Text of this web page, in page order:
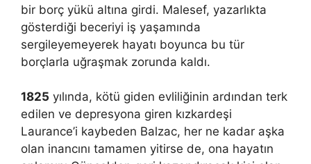
bir borç yükü altına girdi. Malesef, yazarlıkta
gösterdiği beceriyi iş yaşamında
sergileyemeyerek hayatı boyunca bu tür
borçlarla uğraşmak zorunda kaldı.
1825 yılında, kötü giden evliliğinin ardından terk
edilen ve depresyona giren kızkardeşi
Laurance’i kaybeden Balzac, her ne kadar aşka
olan inancını tamamen yitirse de, ona hayatın